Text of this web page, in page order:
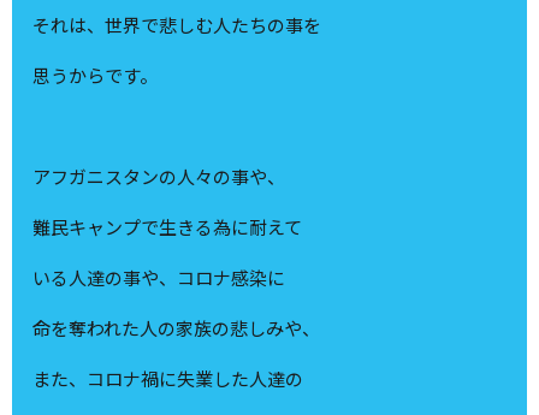
それは、世界で悲しむ人たちの事を
思うからです。
アフガニスタンの人々の事や、
難民キャンプで生きる為に耐えて
いる人達の事や、コロナ感染に
命を奪われた人の家族の悲しみや、
また、コロナ禍に失業した人達の